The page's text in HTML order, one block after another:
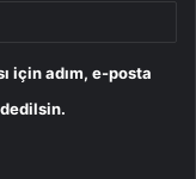
için adım, e-posta